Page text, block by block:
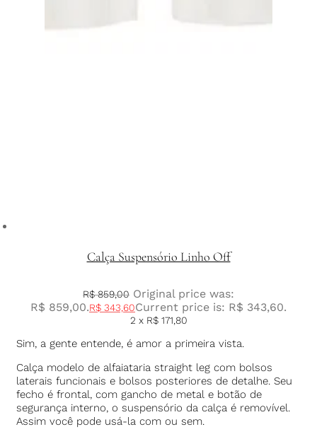
Calça Suspensório Linho Off
R$859,00 Original price was:
R$ 859,00.R$ 343,60Current price is: R$ 343,60.
2 x R$171,80
Sim, a gente entende, é amor a primeira vista.
Calça modelo de alfaiataria straight leg com bolsos
laterais funcionais e bolsos posteriores de detalhe. Seu
fecho é frontal, com gancho de metal e botão de
segurança interno, o suspensório da calça é removível.
Assim você pode usá-la com ou sem.